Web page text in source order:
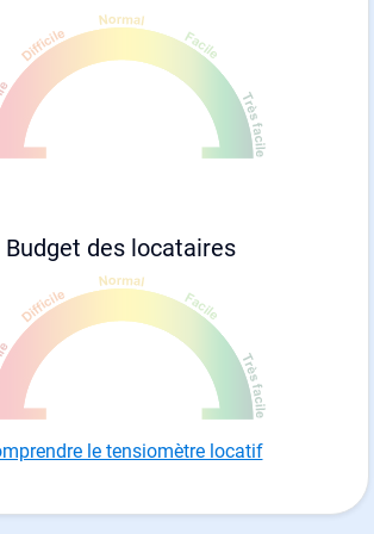
Budget des locataires
le tensiomètre locatif